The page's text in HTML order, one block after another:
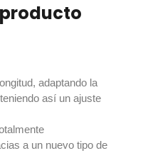
adaptando la
así un ajuste
a un nuevo tipo de